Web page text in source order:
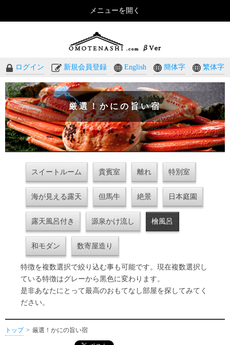
ログイン 新規会員登録 English 簡体字 繁体字
厳選！かにの旨い宿
スイートルーム 貴賓室 離れ 特別室
海が見える露天 但馬牛 絶景 日本庭園
露天風呂付き 源泉かけ流し 檜風呂
和モダン 数寄屋造り
特徴を複数選択で絞り込む事も可能です。現在複数選択し
ている特徴はグレーから黒色に変わります。
是非あなたにとって最高のおもてなし部屋を探してみてく
ださい。
トップ 厳選！かにの旨い宿
メニューを開く